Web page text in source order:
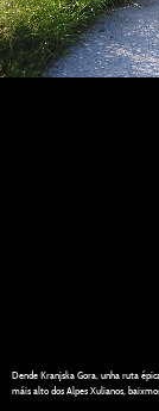
Dende Kranjska Gora, unha ruta
máis alto dos Alpes Xulianos,